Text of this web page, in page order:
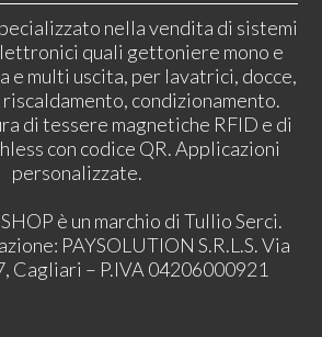
nella vendita di sistemi
quali gettoniere mono e
e multi uscita, per lavatrici, docce,
condizionamento.
di tessere magnetiche RFID e di
con codice QR. Applicazioni
personalizzate.
è un marchio di Tullio Serci.
PAYSOLUTION S.R.L.S. Via
Cagliari – P.IVA 04206000921